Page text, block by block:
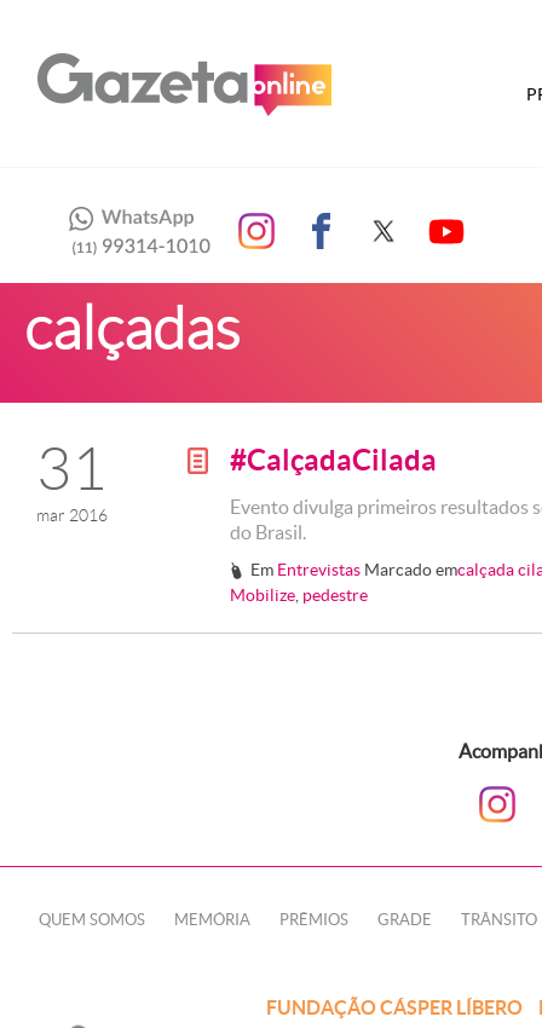
calçadas
31
mar 2016
g #CalçadaCilada
Evento divulga primeiros resultados
do Brasil.
# Em Entrevistas Marcado emcalçada
Mobilize pedestre
QUEM SOMOS MEMÓRIA PRÊMIOS GRADE TRÂNSITO
FUNDAÇÃO CÁSPER LÍBERO